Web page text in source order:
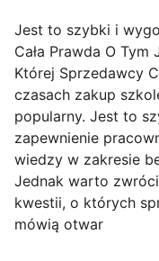
Jest to szybki i
Cała Prawda O
Której Sprzedawcy
czasach zakup
popularny. Jest to
zapewnienie
wiedzy w zakresie
Jednak warto
kwestii, o których
mówią otwar